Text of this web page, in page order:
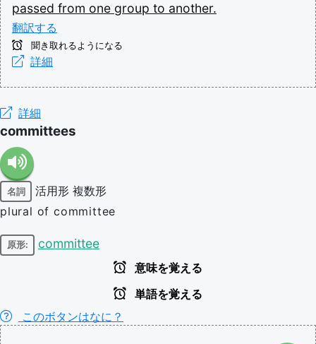
passed from one group to another.
翻訳する
聞き取れるようになる
詳細
詳細
committees
名詞 活用形 複数形
plural of committee
原形: committee
意味を覚える
単語を覚える
このボタンはなに？